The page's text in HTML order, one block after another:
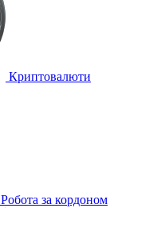
Криптовалюти
Робота за кордоном